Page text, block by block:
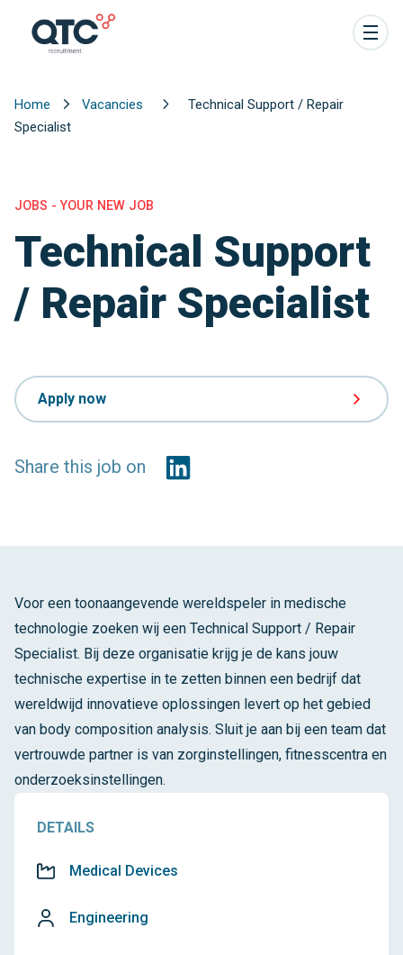
Home Vacancies
Technical Support / Repair
Specialist
JOBS - YOUR NEW JOB
Technical Support
/ Repair Specialist
Apply now
Share this job on
Voor een toonaangevende wereldspeler in medische
technologie zoeken wij een Technical Support / Repair
Specialist. Bij deze organisatie krijg je de kans jouw
technische expertise in te zetten binnen een bedrijf dat
wereldwijd innovatieve oplossingen levert op het gebied
van body composition analysis. Sluit je aan bij een team dat
vertrouwde partner is van zorginstellingen, fitnesscentra en
onderzoeksinstellingen.
DETAILS
Medical Devices
Engineering